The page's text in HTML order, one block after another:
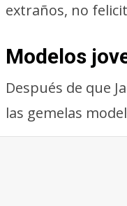
extraños, no
Modelos
Después de que
las gemelas